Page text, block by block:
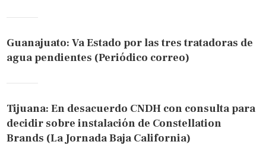
Guanajuato: Va Estado por las tres tratadoras de
agua pendientes (Periódico correo)
Tijuana: En desacuerdo CNDH con consulta para
decidir sobre instalación de Constellation
Brands (La Jornada Baja California)